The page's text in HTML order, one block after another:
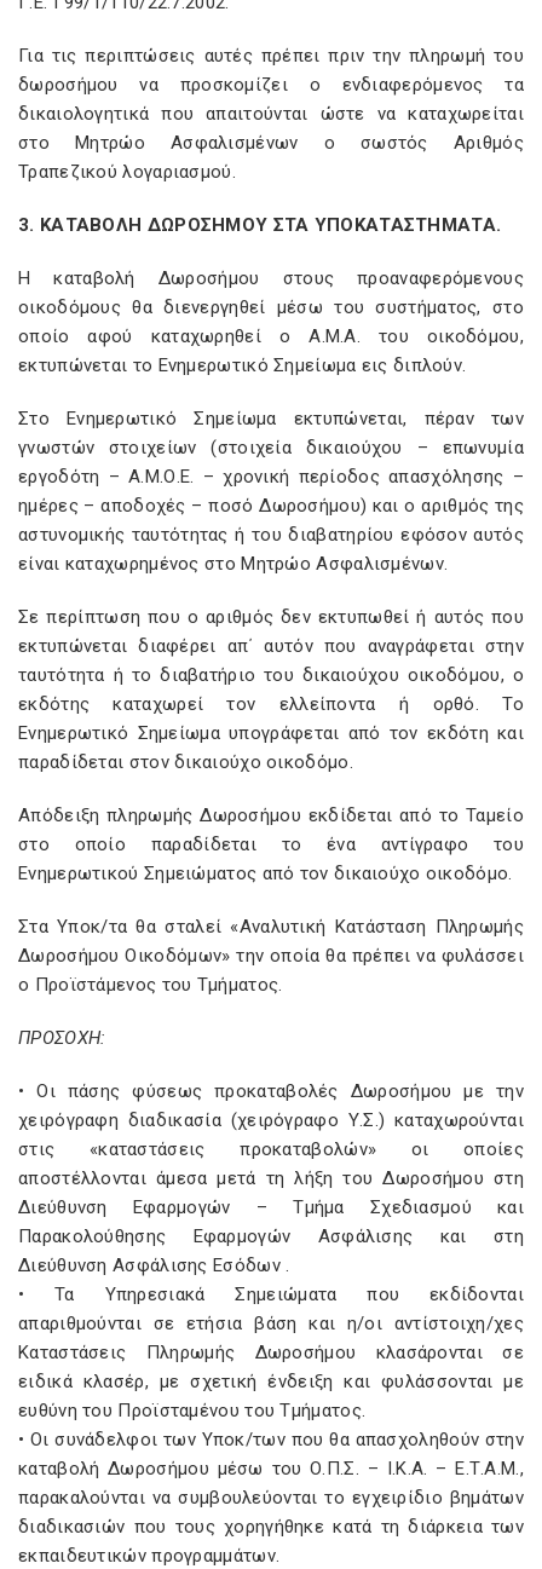
Για τις περιπτώσεις αυτές πρέπει πριν την πληρωμή του
δωροσήμου να προσκομίζει ο ενδιαφερόμενος τα
δικαιολογητικά που απαιτούνται ώστε να καταχωρείται
στο Μητρώο Ασφαλισμένων ο σωστός Αριθμός
Τραπεζικού λογαριασμού.
3. ΚΑΤΑΒΟΛΗ ΔΩΡΟΣΗΜΟΥ ΣΤΑ ΥΠΟΚΑΤΑΣΤΗΜΑΤΑ.
Η καταβολή Δωροσήμου στους προαναφερόμενους
οικοδόμους θα διενεργηθεί μέσω του συστήματος, στο
οποίο αφού καταχωρηθεί ο Α.Μ.Α. του οικοδόμου,
εκτυπώνεται το Ενημερωτικό Σημείωμα εις διπλούν.
Στο Ενημερωτικό Σημείωμα εκτυπώνεται, πέραν των
γνωστών στοιχείων (στοιχεία δικαιούχου – επωνυμία
εργοδότη – Α.Μ.Ο.Ε. – χρονική περίοδος απασχόλησης –
ημέρες – αποδοχές – ποσό Δωροσήμου) και ο αριθμός της
αστυνομικής ταυτότητας ή του διαβατηρίου εφόσον αυτός
είναι καταχωρημένος στο Μητρώο Ασφαλισμένων.
Σε περίπτωση που ο αριθμός δεν εκτυπωθεί ή αυτός που
εκτυπώνεται διαφέρει απ΄ αυτόν που αναγράφεται στην
ταυτότητα ή το διαβατήριο του δικαιούχου οικοδόμου, ο
εκδότης καταχωρεί τον ελλείποντα ή ορθό. Το
Ενημερωτικό Σημείωμα υπογράφεται από τον εκδότη και
παραδίδεται στον δικαιούχο οικοδόμο.
Απόδειξη πληρωμής Δωροσήμου εκδίδεται από το Ταμείο
στο οποίο παραδίδεται το ένα αντίγραφο του
Ενημερωτικού Σημειώματος από τον δικαιούχο οικοδόμο.
Στα Υποκ/τα θα σταλεί «Αναλυτική Κατάσταση Πληρωμής
Δωροσήμου Οικοδόμων» την οποία θα πρέπει να φυλάσσει
ο Προϊστάμενος του Τμήματος.
ΠΡΟΣΟΧΗ:
• Οι πάσης φύσεως προκαταβολές Δωροσήμου με την
χειρόγραφη διαδικασία (χειρόγραφο Υ.Σ.) καταχωρούνται
στις «καταστάσεις προκαταβολών» οι οποίες
αποστέλλονται άμεσα μετά τη λήξη του Δωροσήμου στη
Διεύθυνση Εφαρμογών – Τμήμα Σχεδιασμού και
Παρακολούθησης Εφαρμογών Ασφάλισης και στη
Διεύθυνση Ασφάλισης Εσόδων .
• Τα Υπηρεσιακά Σημειώματα που εκδίδονται
απαριθμούνται σε ετήσια βάση και η/οι αντίστοιχη/χες
Καταστάσεις Πληρωμής Δωροσήμου κλασάρονται σε
ειδικά κλασέρ, με σχετική ένδειξη και φυλάσσονται με
ευθύνη του Προϊσταμένου του Τμήματος.
• Οι συνάδελφοι των Υποκ/των που θα απασχοληθούν στην
καταβολή Δωροσήμου μέσω του Ο.Π.Σ. – Ι.Κ.Α. – Ε.Τ.Α.Μ.,
παρακαλούνται να συμβουλεύονται το εγχειρίδιο βημάτων
διαδικασιών που τους χορηγήθηκε κατά τη διάρκεια των
εκπαιδευτικών προγραμμάτων.